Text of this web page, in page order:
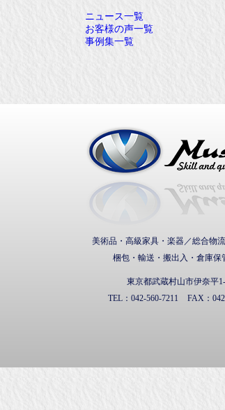
ニュース一覧
お客様の声一覧
事例集一覧
美術品・高級家具・楽器／総合物
梱包・輸送・搬出入・倉庫保
東京都武蔵村山市伊奈平
TEL： 042-560-7211 FAX：